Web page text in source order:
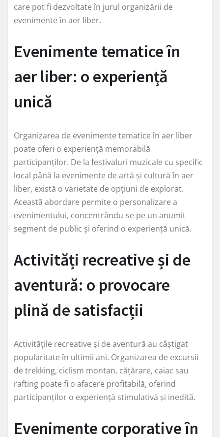
care pot fi dezvoltate în jurul organizării de
evenimente în aer liber.
Evenimente tematice în
aer liber: o experiență
unică
Organizarea de evenimente tematice în aer liber
poate oferi o experiență memorabilă
participanților. De la festivaluri muzicale cu specific
local până la evenimente de artă și cultură în aer
liber, există o varietate de opțiuni de explorat.
Această abordare permite o personalizare a
evenimentului, concentrându-se pe un anumit
segment de public și oferind o experiență unică.
Activități recreative și de
aventură: o provocare
plină de satisfacții
Activitățile recreative și de aventură au câștigat
popularitate în ultimii ani. Organizarea de excursii
de trekking, ciclism montan, cățărare, caiac sau
rafting poate fi o afacere profitabilă, oferind
participanților o experiență stimulativă și inedită.
Evenimente corporative în